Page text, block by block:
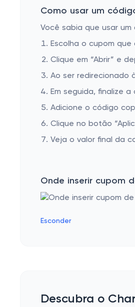
Como usar um
Você sabia que usar
Escolha o cupom
Clique em “Abrir” e
Ao ser redirecionado
Em seguida, finalize
Adicione o código
Clique no botão
Veja o valor final da
Onde inserir cupom
Esconder
Descubra o